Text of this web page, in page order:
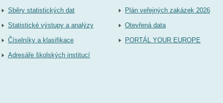
Sběry statistických dat
Statistické výstupy a analýzy
Číselníky a klasifikace
Adresáře školských institucí
Plán veřejných zakázek 2026
Otevřená data
PORTÁL YOUR EUROPE